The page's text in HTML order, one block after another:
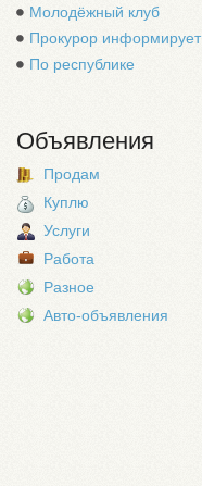
Молодёжный клуб
Прокурор информирует
По республике
Объявления
Продам
Куплю
Услуги
Работа
Разное
Авто-объявления